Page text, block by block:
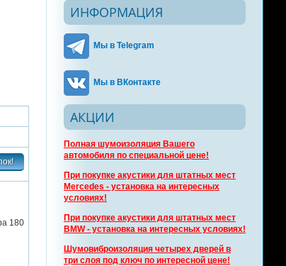
180
ИНФОРМАЦИЯ
Мы в Telegram
Мы в ВКонтакте
АКЦИИ
Полная шумоизоляция Вашего
автомобиля по специальной цене!
При покупке акустики для штатных мест
Mercedes - установка на интересных
условиях!
При покупке акустики для штатных мест
BMW - установка на интересных условиях!
Шумовиброизоляция четырех дверей в
три слоя под ключ по интересной цене!